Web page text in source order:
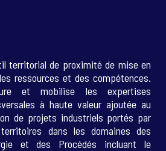
territorial de proximité de mise en
ressources et des compétences.
et mobilise les expertises
à haute valeur ajoutée au
de projets industriels portés par
dans les domaines des
et des Procédés incluant le